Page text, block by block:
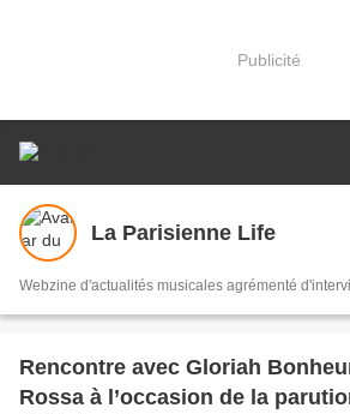
Publicité
La Parisienne Life
Webzine d'actualités musicales agrémenté
Rencontre avec Gloriah
Rossa à l’occasion de la